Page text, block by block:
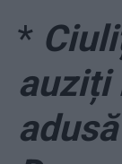
*
auziți